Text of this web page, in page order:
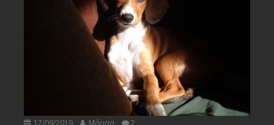
17/09/2019 Μάρσα 2